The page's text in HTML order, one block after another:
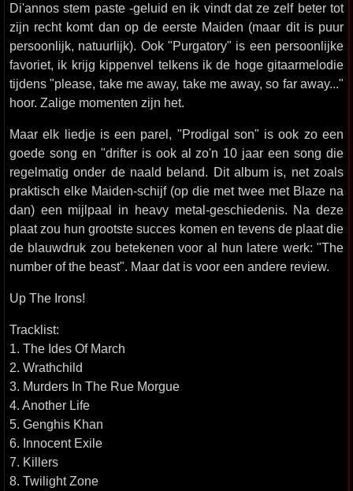
Di'annos stem paste -geluid en ik vindt dat ze zelf beter tot
zijn recht komt dan op de eerste Maiden (maar dit is puur
persoonlijk, natuurlijk). Ook "Purgatory" is een persoonlijke
favoriet, ik krijg kippenvel telkens ik de hoge gitaarmelodie
tijdens "please, take me away, take me away, so far away..."
hoor. Zalige momenten zijn het.
Maar elk liedje is een parel, "Prodigal son" is ook zo een
goede song en "drifter is ook al zo'n 10 jaar een song die
regelmatig onder de naald beland. Dit album is, net zoals
praktisch elke Maiden-schijf (op die met twee met Blaze na
dan) een mijlpaal in heavy metal-geschiedenis. Na deze
plaat zou hun grootste succes komen en tevens de plaat die
de blauwdruk zou betekenen voor al hun latere werk: "The
number of the beast". Maar dat is voor een andere review.
Up The Irons!
Tracklist:
1. The Ides Of March
2. Wrathchild
3. Murders In The Rue Morgue
4. Another Life
5. Genghis Khan
6. Innocent Exile
7. Killers
8. Twilight Zone